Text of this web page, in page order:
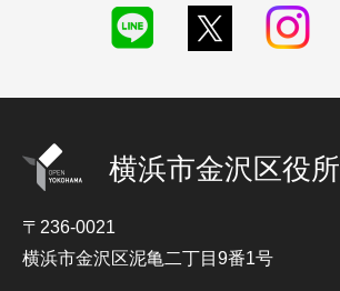
横浜市金沢区役所
〒236-0021
横浜市金沢区泥亀二丁目9番1号